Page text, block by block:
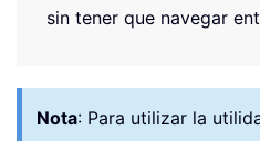
sin tener que navegar
Nota: Para utilizar la